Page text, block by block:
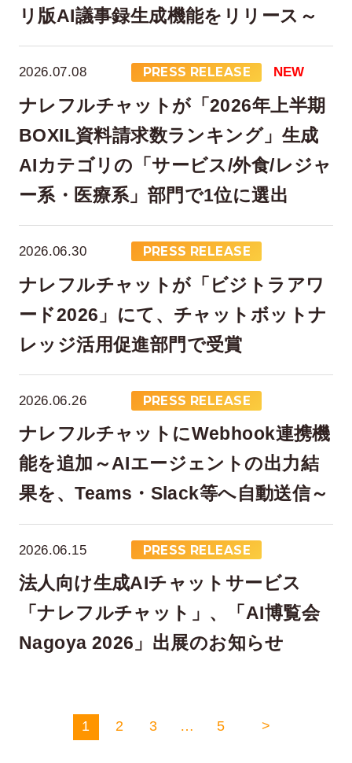
リ版AI議事録生成機能をリリース～
2026.07.08 PRESS RELEASE NEW
ナレフルチャットが「2026年上半期
BOXIL資料請求数ランキング」生成
AIカテゴリの「サービス/外食/レジャ
ー系・医療系」部門で1位に選出
2026.06.30 PRESS RELEASE
ナレフルチャットが「ビジトラアワ
ード2026」にて、チャットボットナ
レッジ活用促進部門で受賞
2026.06.26 PRESS RELEASE
ナレフルチャットにWebhook連携機
能を追加～AIエージェントの出力結
果を、Teams・Slack等へ自動送信～
2026.06.15 PRESS RELEASE
法人向け生成AIチャットサービス
「ナレフルチャット」、「AI博覧会
Nagoya 2026」出展のお知らせ
1 2 3 … 5 >